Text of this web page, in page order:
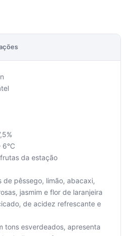
6°C
da estação
de pêssego, limão, abacaxi,
jasmim e flor de laranjeira
de acidez refrescante e
tons esverdeados, apresenta